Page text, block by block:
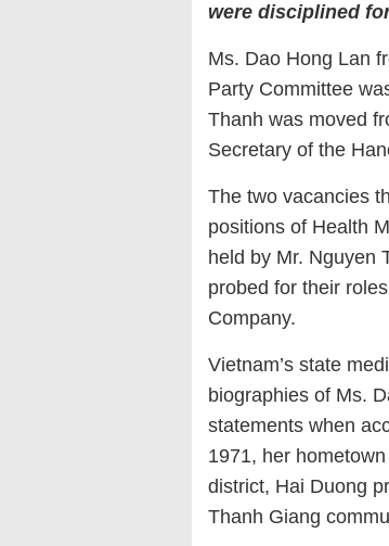
were disciplined
Ms. Dao Hong Lan
Party Committee
Thanh was moved
Secretary of the
The two vacancies
positions of Health
held by Mr. Nguyen
probed for their
Company.
Vietnam’s state
biographies of Ms.
statements when
1971, her
district, Hai Duong
Thanh Giang